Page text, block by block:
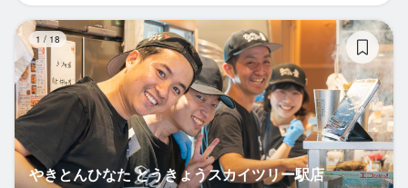
1 / 18
やきとんひなた とうきょうスカイツリー駅店